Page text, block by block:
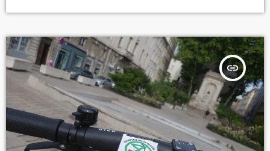
insert_link